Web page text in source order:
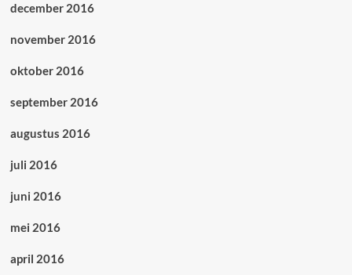
december 2016
november 2016
oktober 2016
september 2016
augustus 2016
juli 2016
juni 2016
mei 2016
april 2016